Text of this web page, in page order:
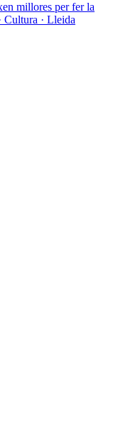
millores per fer la
Cultura · Lleida